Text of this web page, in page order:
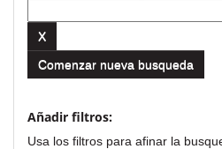
Comenzar nueva busqueda
Añadir filtros:
Usa los filtros para afinar la